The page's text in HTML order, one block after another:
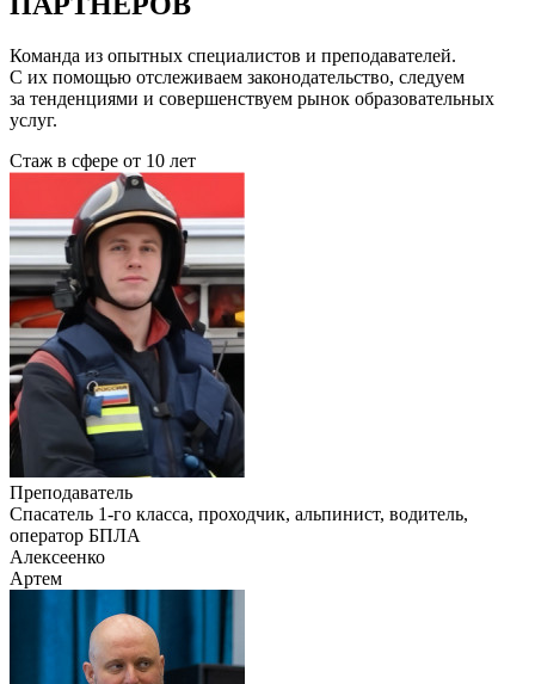
Команда из опытных специалистов и преподавателей.
С их помощью отслеживаем законодательство, следуем
за тенденциями и совершенствуем рынок образовательных
услуг.
Стаж в сфере от 10 лет
Преподаватель
Cпасатель 1-го класса, проходчик, альпинист, водитель,
оператор БПЛА
Алексеенко
Артем